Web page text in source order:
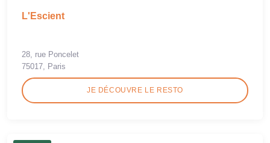
L'Escient
28, rue Poncelet
75017, Paris
JE DÉCOUVRE LE RESTO